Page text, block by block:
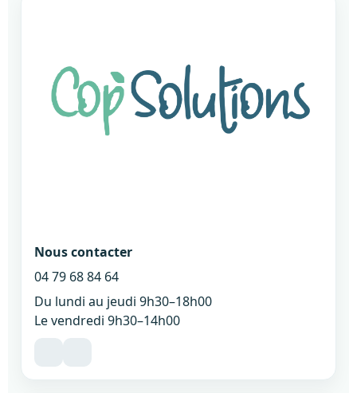
Nous contacter
04 79 68 84 64
Du lundi au jeudi 9h30–18h00
Le vendredi 9h30–14h00